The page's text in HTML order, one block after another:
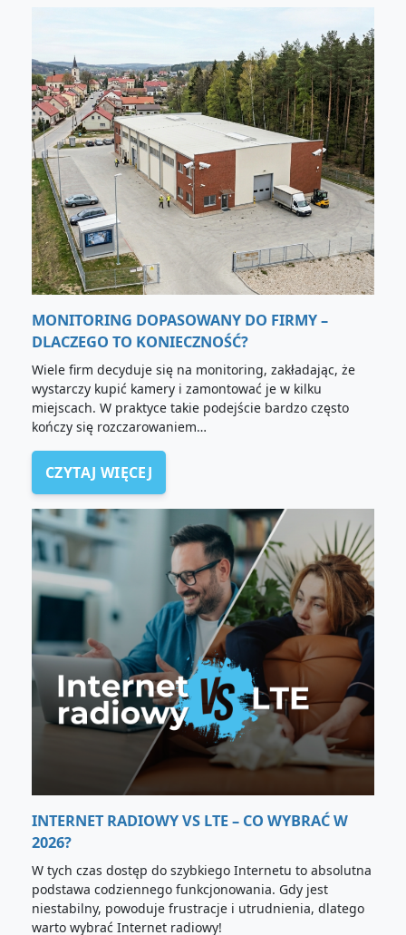
MONITORING DOPASOWANY DO FIRMY –
DLACZEGO TO KONIECZNOŚĆ?
Wiele firm decyduje się na monitoring, zakładając, że
wystarczy kupić kamery i zamontować je w kilku
miejscach. W praktyce takie podejście bardzo często
kończy się rozczarowaniem…
CZYTAJ WIĘCEJ
INTERNET RADIOWY VS LTE – CO WYBRAĆ W
2026?
W tych czas dostęp do szybkiego Internetu to absolutna
podstawa codziennego funkcjonowania. Gdy jest
niestabilny, powoduje frustracje i utrudnienia, dlatego
warto wybrać Internet radiowy!